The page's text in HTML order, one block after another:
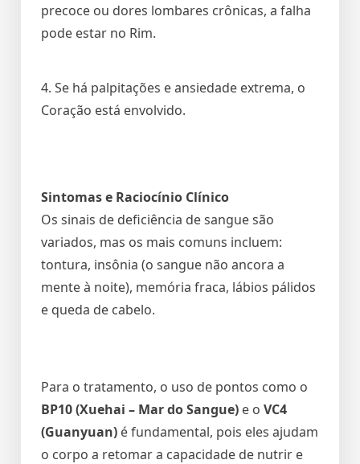
precoce ou dores lombares crônicas, a falha
pode estar no Rim.
4. Se há palpitações e ansiedade extrema, o
Coração está envolvido.
Sintomas e Raciocínio Clínico
Os sinais de deficiência de sangue são
variados, mas os mais comuns incluem:
tontura, insônia (o sangue não ancora a
mente à noite), memória fraca, lábios pálidos
e queda de cabelo.
Para o tratamento, o uso de pontos como o
BP10(Xuehai – Mar do Sangue) e o VC4
(Guanyuan) é fundamental, pois eles ajudam
o corpo a retomar a capacidade de nutrir e